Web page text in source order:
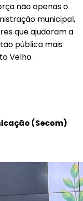
não apenas o
municipal,
que ajudaram a
pública mais
Velho.
(Secom)